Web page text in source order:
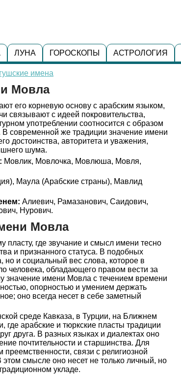
ЛУНА ГОРОСКОПЫ АСТРОЛОГИЯ
имена
Мовла
его корневую основу с арабским языком,
связывают с идеей покровительства,
употреблении соотносится с образом
современной же традиции значение имени
достоинства, авторитета и уважения,
шума.
Мовлик, Мовлочка, Мовлюша, Мовля,
Маула (Арабские страны), Мавлид
Алиевич, Рамазанович, Саидович,
Нурович.
Мовла
пласту, где звучание и смысл имени тесно
и признанного статуса. В подобных
но и социальный вес слова, которое в
человека, обладающего правом вести за
значение имени Мовла с течением времени
опорностью и умением держать
оно всегда несет в себе заметный
среде Кавказа, в Турции, на Ближнем
где арабские и тюркские пласты традиции
друга. В разных языках и диалектах оно
почтительности и старшинства. Для
связи с религиозной
смысле оно несет не только личный, но
укладе.